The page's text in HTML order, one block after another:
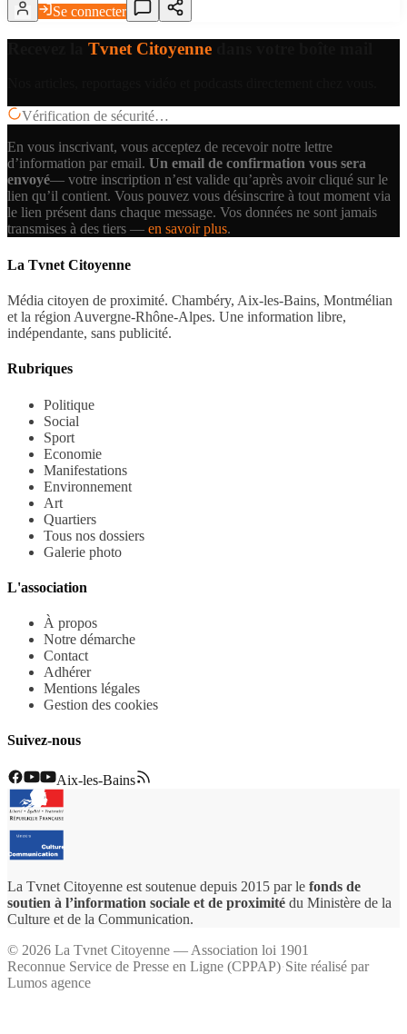
Se connecter
Tvnet Citoyenne
Vérification de sécurité…
En vous inscrivant, vous acceptez de recevoir notre lettre
d’information par email. Un email de confirmation vous sera
envoyé— votre inscription n’est valide qu’après avoir cliqué sur le
lien qu’il contient. Vous pouvez vous désinscrire à tout moment via
le lien présent dans chaque message. Vos données ne sont jamais
transmises à des tiers — en savoir plus.
La Tvnet Citoyenne
Média citoyen de proximité. Chambéry, Aix-les-Bains, Montmélian
et la région Auvergne-Rhône-Alpes. Une information libre,
indépendante, sans publicité.
Rubriques
Politique
Social
Sport
Economie
Manifestations
Environnement
Art
Quartiers
Tous nos dossiers
Galerie photo
L'association
À propos
Notre démarche
Contact
Adhérer
Mentions légales
Gestion des cookies
Suivez-nous
Aix-les-Bains
La Tvnet Citoyenne est soutenue depuis 2015 par le fonds de
soutien à l’information sociale et de proximité du Ministère de la
Culture et de la Communication.
© 2026 La Tvnet Citoyenne — Association loi 1901
Reconnue Service de Presse en Ligne (CPPAP)·Site réalisé par
Lumos agence